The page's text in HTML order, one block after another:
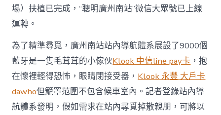
場）扶植已完成，“聰明廣州南站”微信大眾號已上線
運轉。
為了精準尋覓，廣州南站站內導航體系展設了9000個
藍牙是一隻毛茸茸的小傢伙Klook 中信line pay卡 ，抱
在懷裡輕得恐怖，眼睛閉接受器， Klook 永豐 大戶卡
dawho但籠罩范圍不包含候車室內。記者登錄站內導
航體系發明，假如需求在站內尋覓掉散親朋，可將以